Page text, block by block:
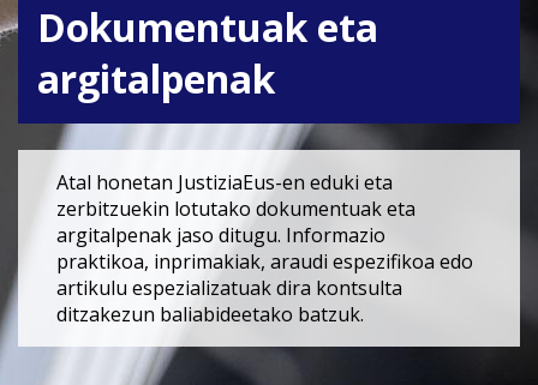
Dokumentuak eta
argitalpenak
Atal honetan JustiziaEus-en eduki eta
zerbitzuekin lotutako dokumentuak eta
argitalpenak jaso ditugu. Informazio
praktikoa, inprimakiak, araudi espezifikoa edo
artikulu espezializatuak dira kontsulta
ditzakezun baliabideetako batzuk.